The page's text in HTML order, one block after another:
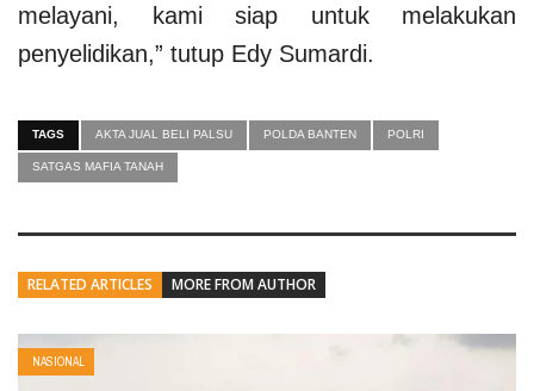
melayani, kami siap untuk melakukan
penyelidikan,” tutup Edy Sumardi.
TAGS AKTA JUAL BELI PALSU POLDA BANTEN POLRI
SATGAS MAFIA TANAH
RELATED ARTICLES MORE FROM AUTHOR
NASIONAL